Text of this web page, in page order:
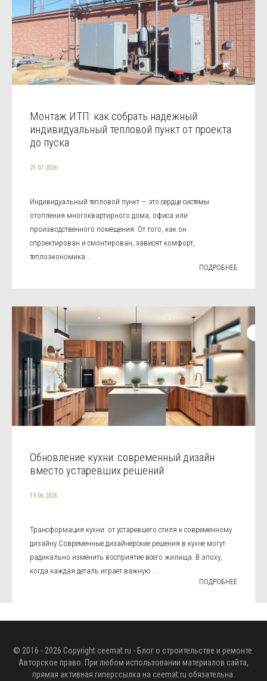
Монтаж ИТП: как собрать надежный
индивидуальный тепловой пункт от проекта
до пуска
21.07.2026
Индивидуальный тепловой пункт — это сердце системы
отопления многоквартирного дома, офиса или
производственного помещения. От того, как он
спроектирован и смонтирован, зависят комфорт,
теплоэкономика ...
ПОДРОБНЕЕ
Обновление кухни: современный дизайн
вместо устаревших решений
19.06.2026
Трансформация кухни: от устаревшего стиля к современному
дизайну Современные дизайнерские решения в кухне могут
радикально изменить восприятие всего жилища. В эпоху,
когда каждая деталь играет важную ...
ПОДРОБНЕЕ
© 2016 - 2026 Copyright ceemat.ru - Блог о строительстве и ремонте.
Авторское право. При любом использовании материалов сайта,
прямая активная гиперссылка на ceemat.ru обязательна.